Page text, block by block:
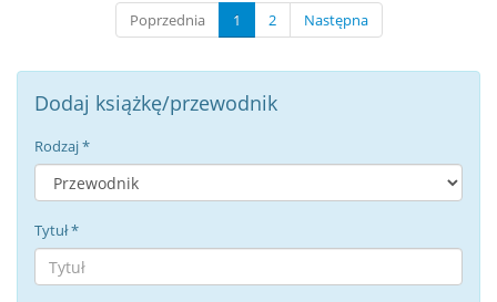
Poprzednia
1 2 Następna
Dodaj książkę/przewodnik
Rodzaj*
Tytuł*